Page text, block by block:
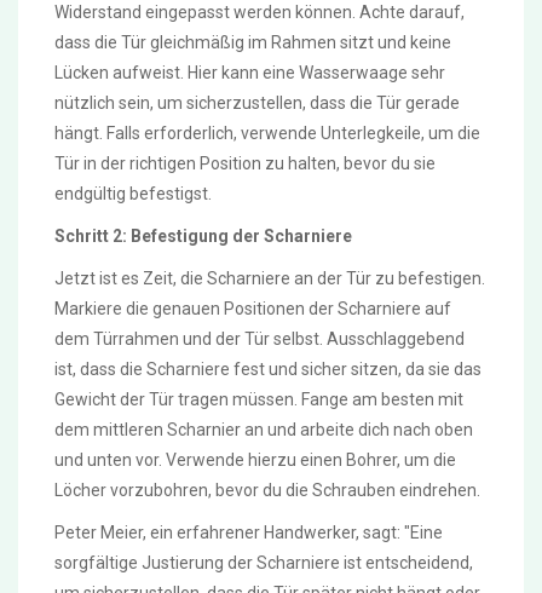
Widerstand eingepasst werden können. Achte darauf,
dass die Tür gleichmäßig im Rahmen sitzt und keine
Lücken aufweist. Hier kann eine Wasserwaage sehr
nützlich sein, um sicherzustellen, dass die Tür gerade
hängt. Falls erforderlich, verwende Unterlegkeile, um die
Tür in der richtigen Position zu halten, bevor du sie
endgültig befestigst.
Schritt 2: Befestigung der Scharniere
Jetzt ist es Zeit, die Scharniere an der Tür zu befestigen.
Markiere die genauen Positionen der Scharniere auf
dem Türrahmen und der Tür selbst. Ausschlaggebend
ist, dass die Scharniere fest und sicher sitzen, da sie das
Gewicht der Tür tragen müssen. Fange am besten mit
dem mittleren Scharnier an und arbeite dich nach oben
und unten vor. Verwende hierzu einen Bohrer, um die
Löcher vorzubohren, bevor du die Schrauben eindrehen.
Peter Meier, ein erfahrener Handwerker, sagt: "Eine
sorgfältige Justierung der Scharniere ist entscheidend,